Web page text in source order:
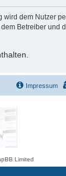
dem Nutzer
Betreiber
Impressum
Limited